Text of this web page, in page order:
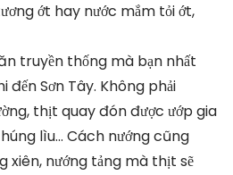
ớt hay nước mắm tỏi ớt,
truyền thống mà bạn nhất
đến Sơn Tây. Không phải
thịt quay đón được ướp gia
lìu… Cách nướng cũng
xiên, nướng tảng mà thịt sẽ